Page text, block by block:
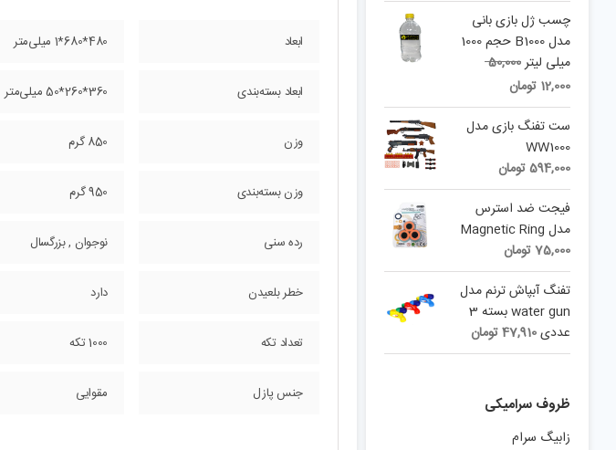
ابعاد 480*680*1 میلی‌متر
ابعاد بسته‌بندی 360*260*50 میلی‌متر
وزن 850 گرم
وزن بسته‌بندی 950 گرم
رده سنی نوجوان , بزرگسال
خطر بلعیدن دارد
تعداد تکه 1000 تکه
جنس پازل مقوایی
چسب ژل بازی بانی
مدل B1000 حجم 1000
میلی لیتر50,000
Original
was:
50,000 تومان.
12,000 تومان
price
is:
ست تفنگ بازی مدل
WW1000
594,000تومان
فیجت ضد استرس
مدل Magnetic Ring
75,000تومان
تفنگ آبپاش ترنم مدل
water gun بسته 3
عددی47,910تومان
ظروف سرامیکی
زابیگ سرام